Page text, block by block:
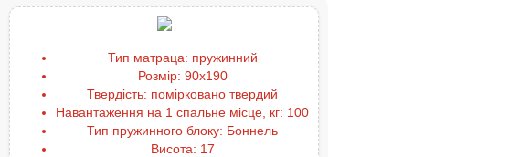
Тип матраца: пружинний
Розмір: 90x190
Твердість: помірковано твердий
Навантаження на 1 спальне місце, кг: 100
Тип пружинного блоку: Боннель
Висота: 17